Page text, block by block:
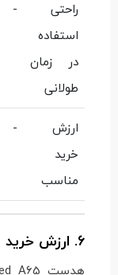
راحتی
استفاده
در زمان
طولانی
-
ارزش
خرید
مناسب
-
6. ارزش خرید در برابر رقبا